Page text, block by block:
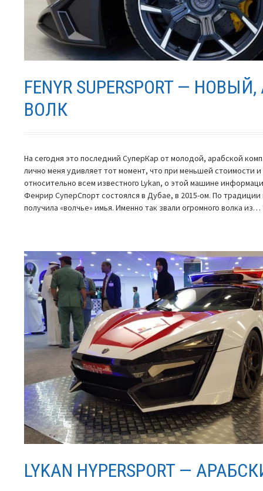
FENYR SUPERSPORT —
ВОЛК
На сегодня это последний СуперКар от молодой, арабской
лично меня удивляет тот момент, что при меньшей стоимости
относительно всем известного Lykan, о этой машине
Фенрир СуперСпорт состоялся в Дубае, в 2015-ом. По традиции
получила «волчье» имья. Именно так звали огромного волка из…
LYKAN HYPERSPORT —